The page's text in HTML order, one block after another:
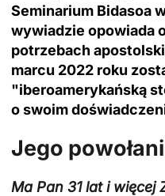
Seminarium Bidasoa
wywiadzie opowiada
potrzebach
marcu 2022 roku
"iberoamerykańską
o swoim
Jego
Ma Pan 31 lat i więcej